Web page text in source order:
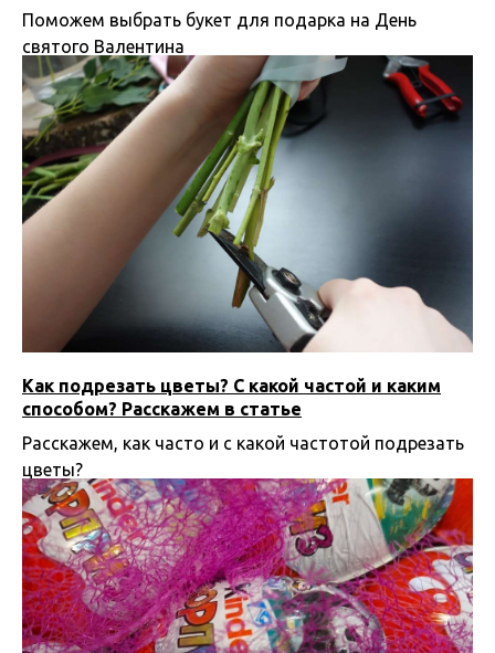
Поможем выбрать букет для подарка на День
святого Валентина
22.01.2025 00:00
Как подрезать цветы? С какой частой и каким
способом? Расскажем в статье
Расскажем, как часто и с какой частотой подрезать
цветы?
10.01.2025 13:13